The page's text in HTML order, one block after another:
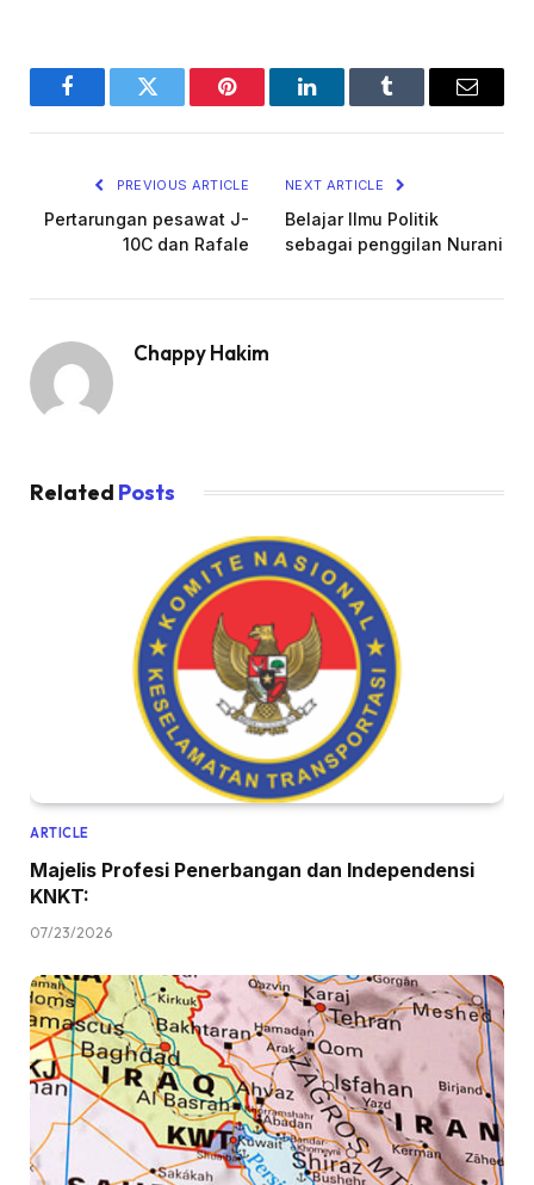
FacebookTwitter Pinterest LinkedInTumblr Email
PREVIOUS ARTICLE
Pertarungan pesawat J-
10C dan Rafale
NEXT ARTICLE
Belajar Ilmu Politik
sebagai penggilan Nurani
Chappy Hakim
Related Posts
ARTICLE
Majelis Profesi Penerbangan dan Independensi
KNKT:
07/23/2026